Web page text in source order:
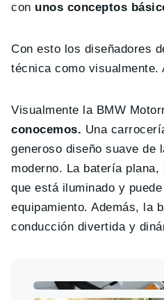
con unos conceptos
Con esto los diseñadores
técnica como visualmente.
Visualmente la BMW
conocemos. Una
generoso diseño suave de
moderno. La batería
que está iluminado y
equipamiento. Además, la
conducción divertida y